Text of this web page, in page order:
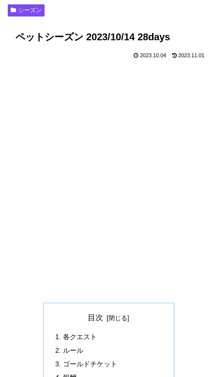
シーズン
ペットシーズン 2023/10/14 28days
2023.10.04 2023.11.01
目次
各クエスト
ルール
ゴールドチケット